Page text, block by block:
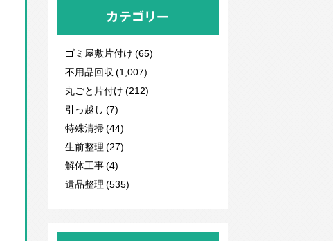
カテゴリー
ゴミ屋敷片付け (65)
不用品回収 (1,007)
丸ごと片付け (212)
引っ越し (7)
特殊清掃 (44)
生前整理 (27)
解体工事 (4)
遺品整理 (535)